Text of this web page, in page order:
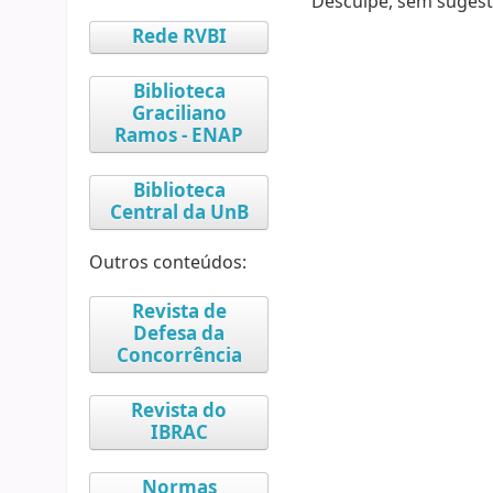
Rede RVBI
Biblioteca
Graciliano
Ramos - ENAP
Biblioteca
Central da UnB
Outros conteúdos:
Revista de
Defesa da
Concorrência
Revista do
IBRAC